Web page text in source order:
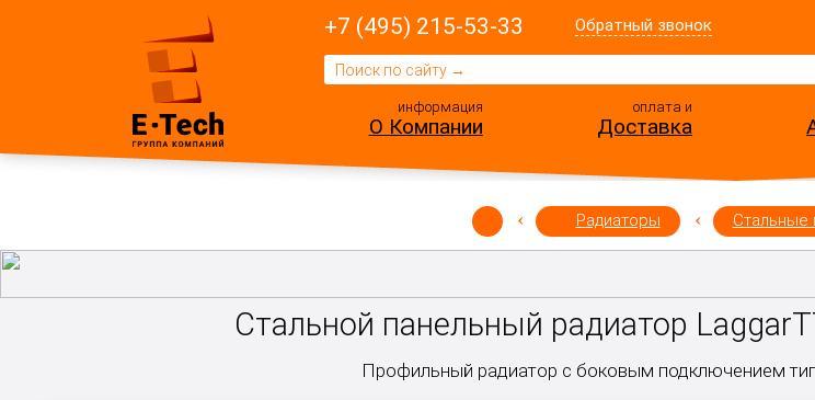
+7 (495) 215-53-33 Обратный звонок
информация
О Компании
оплата и
Доставка
Радиаторы Стальные
Стальной панельный радиатор
Профильный радиатор с боковым подключением